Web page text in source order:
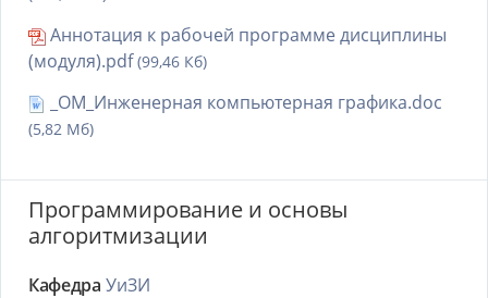
Аннотация к рабочей программе дисциплины
(модуля).pdf(99,46 Кб)
_ОМ_Инженерная компьютерная графика.doc
(5,82 Мб)
Программирование и основы
алгоритмизации
Кафедра УиЗИ